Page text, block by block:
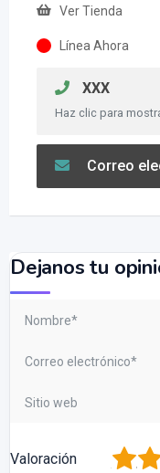
Ver Tienda
Línea Ahora
XXX
Haz clic para
Correo
Dejanos tu
Valoración 2